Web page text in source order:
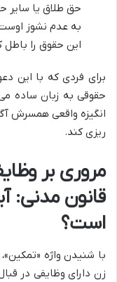
حق طلاق یا سایر
به عدم نشوز
این حقوق را باطل
برای فردی که با این
حقوقی به زبان ساده
انگیزه واقعی همسرش
ریزی کند.
مروری بر
قانون مدنی:
است؟
با شنیدن واژه
زن دارای وظایفی در